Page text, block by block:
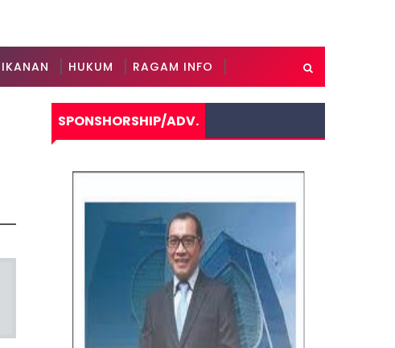
HUKUM RAGAM INFO
SPONSHORSHIP/ADV.